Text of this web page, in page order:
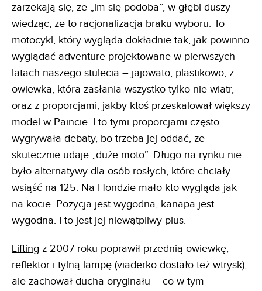
zarzekają się, że „im się podoba”, w głębi duszy
wiedząc, że to racjonalizacja braku wyboru. To
motocykl, który wygląda dokładnie tak, jak powinno
wyglądać adventure projektowane w pierwszych
latach naszego stulecia – jajowato, plastikowo, z
owiewką, która zasłania wszystko tylko nie wiatr,
oraz z proporcjami, jakby ktoś przeskalował większy
model w Paincie. I to tymi proporcjami często
wygrywała debaty, bo trzeba jej oddać, że
skutecznie udaje „duże moto”. Długo na rynku nie
było alternatywy dla osób rosłych, które chciały
wsiąść na 125. Na Hondzie mało kto wygląda jak
na kocie. Pozycja jest wygodna, kanapa jest
wygodna. I to jest jej niewątpliwy plus.
Lifting z 2007 roku poprawił przednią owiewkę,
reflektor i tylną lampę (viaderko dostało też wtrysk),
ale zachował ducha oryginału – co w tym